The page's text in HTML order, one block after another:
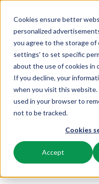
Cookies ensure better
personalized
you agree to the storage of
settings' to set specific
about the use of cookies in
If you decline, your
when you visit this website.
used in your browser to
not to be tracked.
Cookies
Accept
Plattform
BEX PMS
PMS
Verwalte alle Backoffice Abläufe.
Vermarkte dein Angebot auf
Unsere Lösungen
BEX für:
Ferienhäuser, Bungalows,
Stellplätze, Camping,
Ressourcen
Wissenswertes
BEX Educate | Pro
Weiter lernen, weiter führen
Preise
Kundenstories
App Store
Kategorien
Zutrittskontrolle
Zahlungsanbieter
Zahlungen erhalten
Distribution
Vermarkte dein Angebot auf
Gästeerlebnis
App Store Distribution
Echt
Bieten Sie Ihre